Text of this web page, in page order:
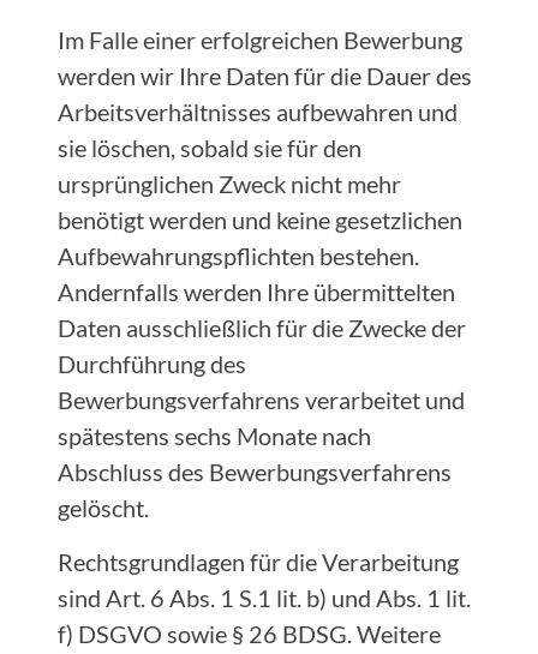
Im Falle einer erfolgreichen Bewerbung
werden wir Ihre Daten für die Dauer des
Arbeitsverhältnisses aufbewahren und
sie löschen, sobald sie für den
ursprünglichen Zweck nicht mehr
benötigt werden und keine gesetzlichen
Aufbewahrungspflichten bestehen.
Andernfalls werden Ihre übermittelten
Daten ausschließlich für die Zwecke der
Durchführung des
Bewerbungsverfahrens verarbeitet und
spätestens sechs Monate nach
Abschluss des Bewerbungsverfahrens
gelöscht.
Rechtsgrundlagen für die Verarbeitung
sind Art. 6 Abs. 1 S.1 lit. b) und Abs. 1 lit.
f) DSGVO sowie § 26 BDSG. Weitere